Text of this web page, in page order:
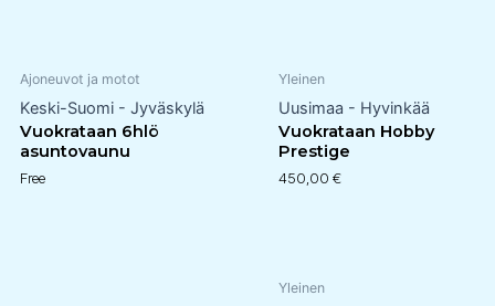
Ajoneuvot ja motot
Keski-Suomi - Jyväskylä
Vuokrataan 6hlö
asuntovaunu
Free
Yleinen
Uusimaa - Hyvinkää
Vuokrataan Hobby
Prestige
450,00 €
Yleinen